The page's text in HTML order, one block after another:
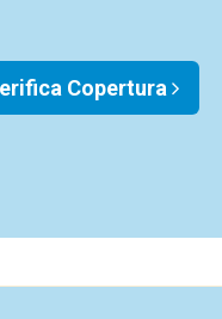
Copertura